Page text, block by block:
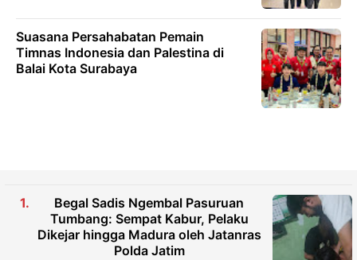
Suasana Persahabatan Pemain
Timnas Indonesia dan Palestina di
Balai Kota Surabaya
Begal Sadis Ngembal Pasuruan
Tumbang: Sempat Kabur, Pelaku
Dikejar hingga Madura oleh Jatanras
Polda Jatim